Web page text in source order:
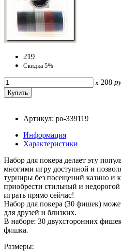
219
Скидка 5%
x 208
Артикул: po-339119
Информация
Характеристики
Набор для покера делает эту
многими игру доступной и
турниры без посещений казино и
приобрести стильный и
играть прямо сейчас!
Набор для покера (30 фишек)
для друзей и близких.
В наборе: 30 двухсторонних
фишка.
Размеры: